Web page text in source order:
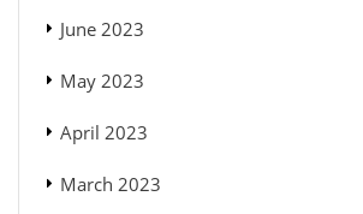
June 2023
May 2023
April 2023
March 2023